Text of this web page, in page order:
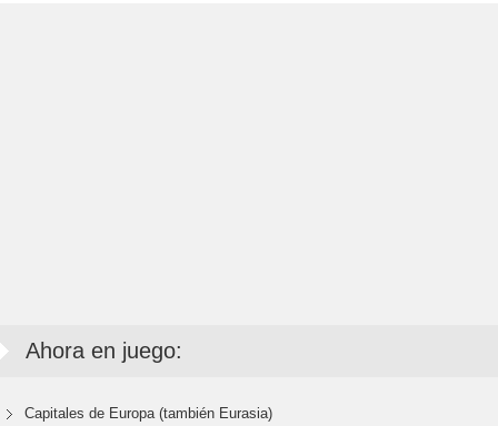
Ahora en juego:
Capitales de Europa (también Eurasia)